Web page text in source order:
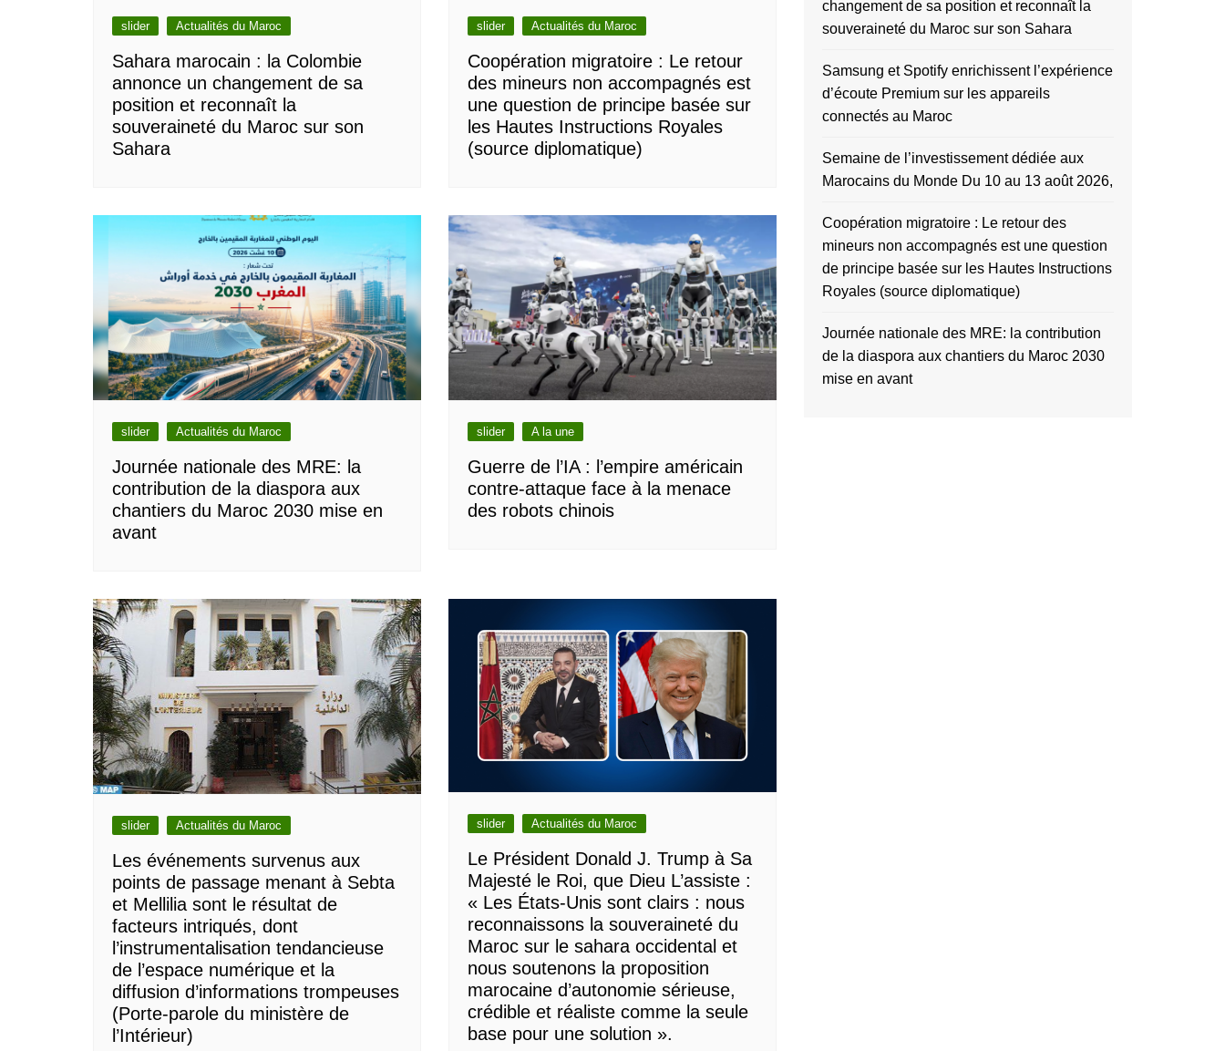
slider Actualités du Maroc
Sahara marocain : la Colombie
annonce un changement de sa
position et reconnaît la
souveraineté du Maroc sur son
Sahara
slider Actualités du Maroc
Coopération migratoire : Le retour
des mineurs non accompagnés est
une question de principe basée sur
les Hautes Instructions Royales
(source diplomatique)
slider Actualités du Maroc
Journée nationale des MRE: la
contribution de la diaspora aux
chantiers du Maroc 2030 mise en
avant
slider A la une
Guerre de l’IA : l’empire américain
contre-attaque face à la menace
des robots chinois
slider Actualités du Maroc
Les événements survenus aux
points de passage menant à Sebta
et Mellilia sont le résultat de
facteurs intriqués, dont
l’instrumentalisation tendancieuse
de l’espace numérique et la
diffusion d’informations trompeuses
(Porte-parole du ministère de
l’Intérieur)
slider Actualités du Maroc
Le Président Donald J. Trump à Sa
Majesté le Roi, que Dieu L’assiste :
« Les États-Unis sont clairs : nous
reconnaissons la souveraineté du
Maroc sur le sahara occidental et
nous soutenons la proposition
marocaine d’autonomie sérieuse,
crédible et réaliste comme la seule
base pour une solution ».
changement de sa position et reconnaît la
souveraineté du Maroc sur son Sahara
Samsung et Spotify enrichissent l’expérience
d’écoute Premium sur les appareils
connectés au Maroc
Semaine de l’investissement dédiée aux
Marocains du Monde Du 10 au 13 août 2026,
Coopération migratoire : Le retour des
mineurs non accompagnés est une question
de principe basée sur les Hautes Instructions
Royales (source diplomatique)
Journée nationale des MRE: la contribution
de la diaspora aux chantiers du Maroc 2030
mise en avant